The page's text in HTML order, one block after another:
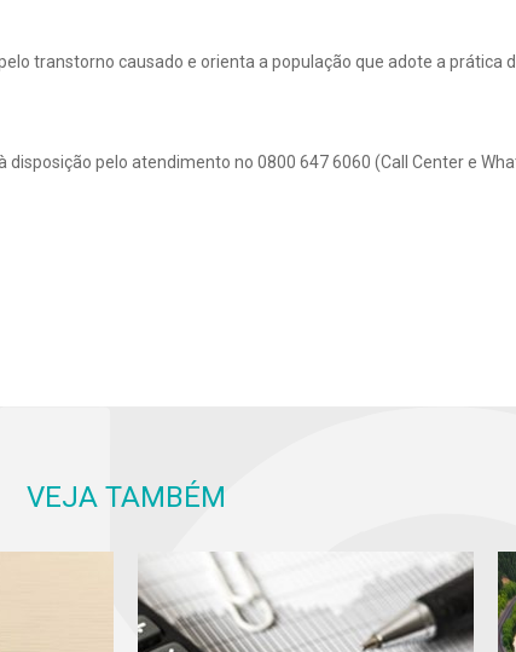
transtorno causado e orienta a população que adote a prática
pelo atendimento no 0800 647 6060 (Call Center e
VEJA TAMBÉM